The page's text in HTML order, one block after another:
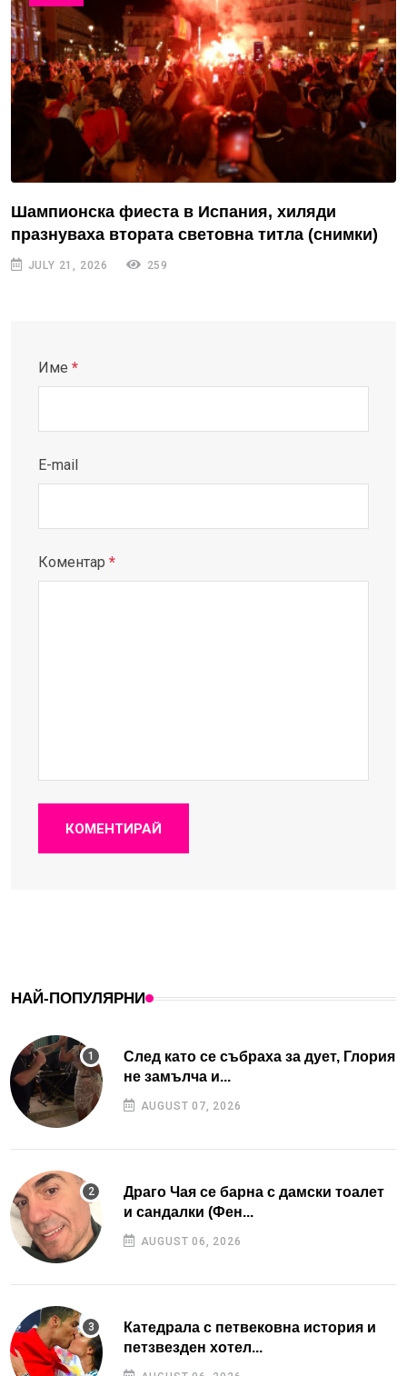
Шампионска фиеста в Испания, хиляди
празнуваха втората световна титла (снимки)
JULY 21, 2026 259
Име *
E-mail
Коментар *
КОМЕНТИРАЙ
НАЙ-ПОПУЛЯРНИ
След като се събраха за дует, Глория
не замълча и...
AUGUST 07, 2026
Драго Чая се барна с дамски тоалет
и сандалки (Фен...
AUGUST 06, 2026
Катедрала с петвековна история и
петзвезден хотел...